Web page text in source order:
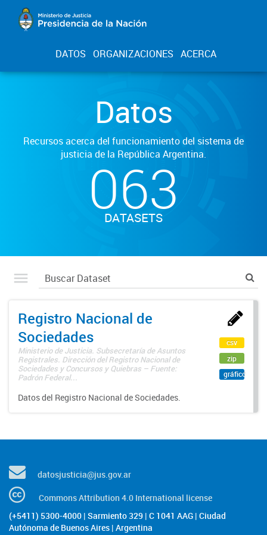
DATOS ORGANIZACIONES ACERCA
Datos
Recursos acerca del funcionamiento del sistema de
justicia de la República Argentina.
063
DATASETS
Registro Nacional de
Sociedades
Ministerio de Justicia. Subsecretaría de Asuntos
Registrales. Dirección del Registro Nacional de
Sociedades y Concursos y Quiebras – Fuente:
Padrón Federal...
Datos del Registro Nacional de Sociedades.
csv
zip
gráfico
datosjusticia@jus.gov.ar
Commons Attribution 4.0 International license
(+5411) 5300-4000 | Sarmiento 329 | C 1041 AAG | Ciudad
Autónoma de Buenos Aires | Argentina